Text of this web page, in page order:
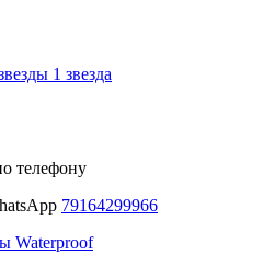
1 звезда
телефону
79164299966
Waterproof